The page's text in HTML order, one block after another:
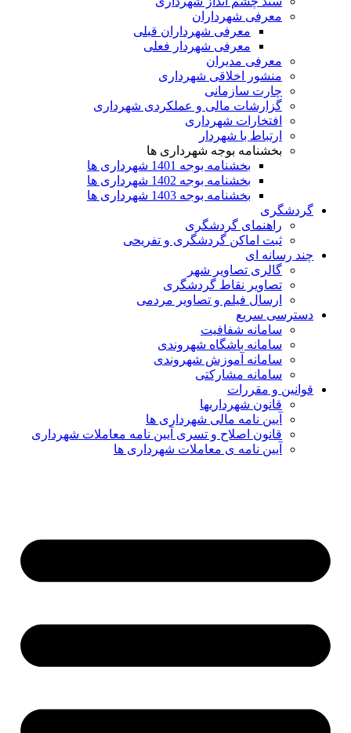
معرفی شهرداران
معرفی شهرداران قبلی
معرفی شهردار فعلی
معرفی مدیران
منشور اخلاقی شهرداری
چارت سازمانی
گزارشات مالی و عملکردی شهرداری
افتخارات شهرداری
ارتباط با شهردار
بخشنامه بوجه شهرداری ها
بخشنامه بوجه 1401 شهرداری ها
بخشنامه بوجه 1402 شهرداری ها
بخشنامه بوجه 1403 شهرداری ها
گردشگری
راهنمای گردشگری
ثبت اماکن گردشگری و تفریحی
چند رسانه ای
گالری تصاویر شهر
تصاویر نقاط گردشگری
ارسال فیلم و تصاویر مردمی
دسترسی سریع
سامانه شفافیت
سامانه باشگاه شهروندی
سامانه آموزش شهروندی
سامانه مشارکتی
قوانین و مقررات
قانون شهرداریها
آیین نامه مالی شهرداری ها
قانون اصلاح و تسری آیین نامه معاملات شهرداری
آیین نامه ی معاملات شهرداری ها